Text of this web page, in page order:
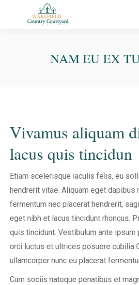
NAM EU EX
Vivamus aliquam
lacus quis tincidun
Etiam scelerisque iaculis felis, eu
hendrerit vitae. Aliquam eget dapibus
fermentum nec placerat hendrerit,
eget nibh et lacus tincidunt rhoncus.
quis tincidunt. Vestibulum ante ipsum
orci luctus et ultrices posuere cubilia
ullamcorper nunc eu placerat
Cum sociis natoque penatibus et